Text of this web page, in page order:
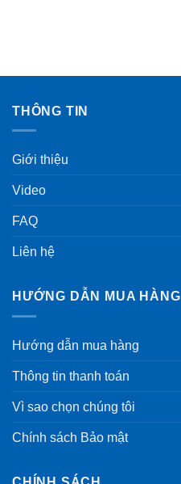
THÔNG TIN
Giới thiệu
Video
FAQ
Liên hệ
HƯỚNG DẪN MUA HÀNG
Hướng dẫn mua hàng
Thông tin thanh toán
Vì sao chọn chúng tôi
Chính sách Bảo mật